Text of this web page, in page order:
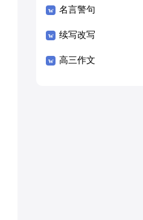
名言警句
续写改写
高三作文